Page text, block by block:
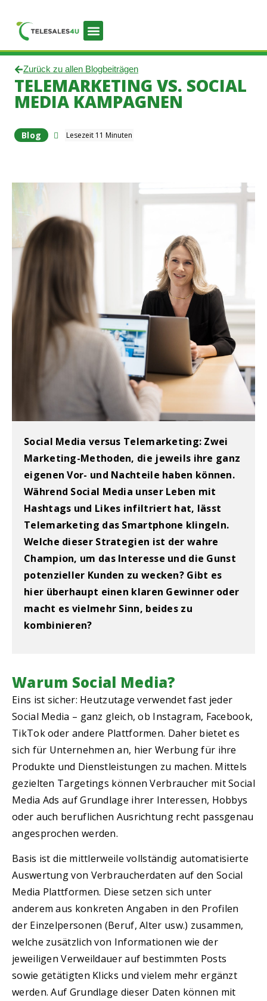
Zurück zu allen Blogbeiträgen
TELEMARKETING VS. SOCIAL
MEDIA KAMPAGNEN
Blog
Social Media versus Telemarketing: Zwei
Marketing-Methoden, die jeweils ihre ganz
eigenen Vor- und Nachteile haben können.
Während Social Media unser Leben mit
Hashtags und Likes infiltriert hat, lässt
Telemarketing das Smartphone klingeln.
Welche dieser Strategien ist der wahre
Champion, um das Interesse und die Gunst
potenzieller Kunden zu wecken? Gibt es
hier überhaupt einen klaren Gewinner oder
macht es vielmehr Sinn, beides zu
kombinieren?
Warum Social Media?
Eins ist sicher: Heutzutage verwendet fast jeder
Social Media – ganz gleich, ob Instagram, Facebook,
TikTok oder andere Plattformen. Daher bietet es
sich für Unternehmen an, hier Werbung für ihre
Produkte und Dienstleistungen zu machen. Mittels
gezielten Targetings können Verbraucher mit Social
Media Ads auf Grundlage ihrer Interessen, Hobbys
oder auch beruflichen Ausrichtung recht passgenau
angesprochen werden.
Basis ist die mittlerweile vollständig automatisierte
Auswertung von Verbraucherdaten auf den Social
Media Plattformen. Diese setzen sich unter
anderem aus konkreten Angaben in den Profilen
der Einzelpersonen (Beruf, Alter usw.) zusammen,
welche zusätzlich von Informationen wie der
jeweiligen Verweildauer auf bestimmten Posts
sowie getätigten Klicks und vielem mehr ergänzt
werden. Auf Grundlage dieser Daten können mit